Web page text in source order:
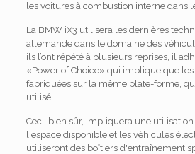
les voitures à combustion interne dans
La BMW iX3 utilisera les dernières
allemande dans le domaine des
ils l’ont répété à plusieurs reprises, il
«Power of Choice» qui implique que
fabriquées sur la même plate-forme,
utilisé.
Ceci, bien sûr, impliquera une
l'espace disponible et les véhicules
utiliseront des boîtiers d'entraînement